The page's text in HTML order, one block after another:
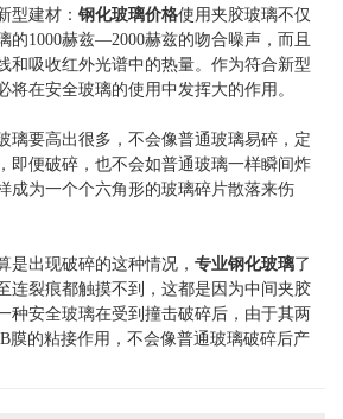
型建材： 钢化玻璃价格使用夹胶玻璃不仅
的1000赫兹—2000赫兹的吻合噪声，而且
和吸收红外光谱中的热量。作为符合新型
将在安全玻璃的使用中发挥大的作用。
璃要高出很多，不会像普通玻璃易碎，定
即便破碎，也不会如普通玻璃一样瞬间炸
成为一个个六角形的玻璃碎片散落来伤
是出现破碎的这种情况， 专业钢化玻璃了
连裂痕都触摸不到，这都是因为中间夹胶
种安全玻璃在受到撞击破碎后，由于其两
膜的粘接作用，不会像普通玻璃破碎后产